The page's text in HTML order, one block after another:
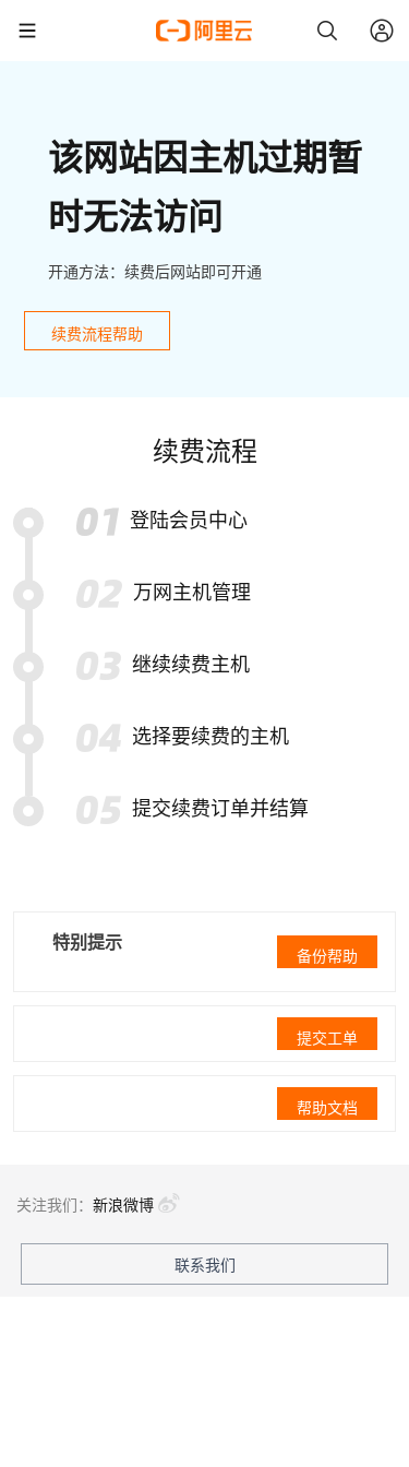
该网站因主机过期暂
时无法访问
开通方法：续费后网站即可开通
续费流程帮助
续费流程
登陆会员中心
万网主机管理
继续续费主机
选择要续费的主机
提交续费订单并结算
特别提示
备份帮助
提交工单
帮助文档